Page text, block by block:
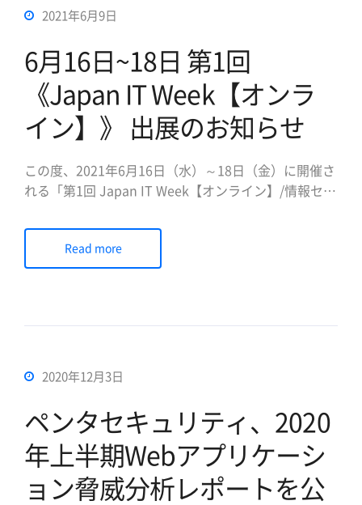
2021年6月9日
6月16日~18日 第1回
《Japan IT Week【オンラ
イン】》 出展のお知らせ
この度、2021年6月16日（水）～18日（金）に開催さ
れる「第1回 Japan IT Week【オンライン】/情報セキ
「Cloudbric Security Platform Service」、「Web
Security」、「Data Security」、「Conn […]
Read more
2020年12月3日
ペンタセキュリティ、2020
年上半期Webアプリケーシ
ョン脅威分析レポートを公